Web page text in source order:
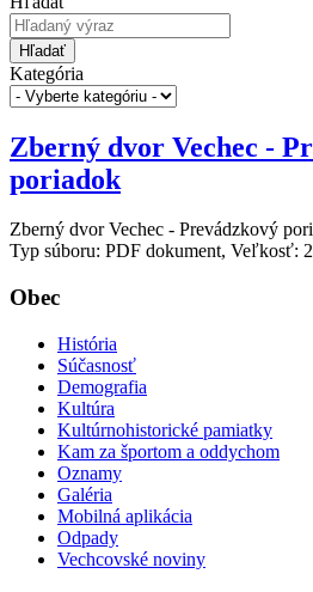
Hľadať
Kategória
Zberný dvor Vechec -
poriadok
Zberný dvor Vechec - Prevádzkový
Typ súboru: PDF dokument, Veľkosť:
Obec
História
Súčasnosť
Demografia
Kultúra
Kultúrnohistorické pamiatky
Kam za športom a oddychom
Oznamy
Galéria
Mobilná aplikácia
Odpady
Vechcovské noviny